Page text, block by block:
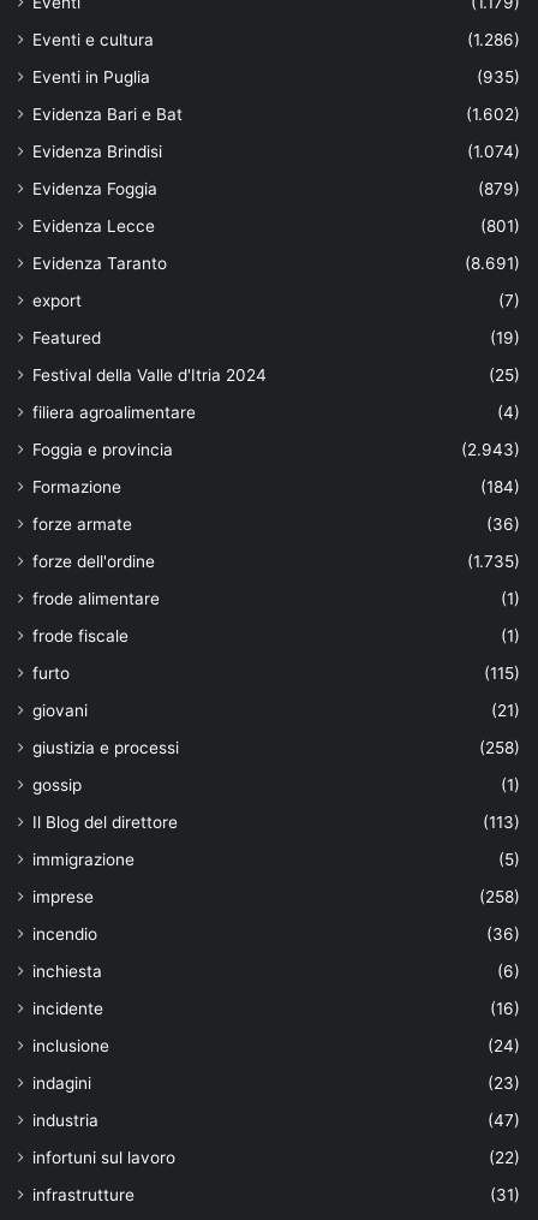
Eventi e cultura
(1.286)
Eventi in Puglia
(935)
Evidenza Bari e Bat
(1.602)
Evidenza Brindisi
(1.074)
Evidenza Foggia
(879)
Evidenza Lecce
(801)
Evidenza Taranto
(8.691)
export
(7)
Featured
(19)
Festival della Valle d'Itria 2024
(25)
filiera agroalimentare
(4)
Foggia e provincia
(2.943)
Formazione
(184)
forze armate
(36)
forze dell'ordine
(1.735)
frode alimentare
(1)
frode fiscale
(1)
furto
(115)
giovani
(21)
giustizia e processi
(258)
gossip
(1)
Il Blog del direttore
(113)
immigrazione
(5)
imprese
(258)
incendio
(36)
inchiesta
(6)
incidente
(16)
inclusione
(24)
indagini
(23)
industria
(47)
infortuni sul lavoro
(22)
infrastrutture
(31)